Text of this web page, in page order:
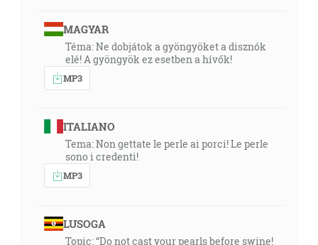
MAGYAR
Téma: Ne dobjátok a gyöngyöket a disznók
elé! A gyöngyök ez esetben a hívők!
MP3
ITALIANO
Tema: Non gettate le perle ai porci! Le perle
sono i credenti!
MP3
LUSOGA
Topic: “Do not cast your pearls before swine!